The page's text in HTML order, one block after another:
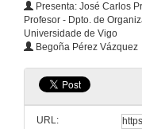
Presenta: José Carlos
Profesor - Dpto. de
Universidade de Vigo
Begoña Pérez Vázquez
URL: